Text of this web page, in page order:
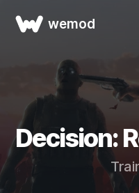
wemod
Decision: